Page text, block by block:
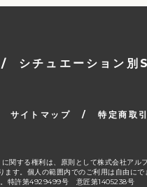
/ シチュエーション
サイトマップ / 特定商取
関する権利は、原則として株式会社アル
す。個人の範囲内でのご利用は自由にで
特許第4929499号 意匠第1405238号